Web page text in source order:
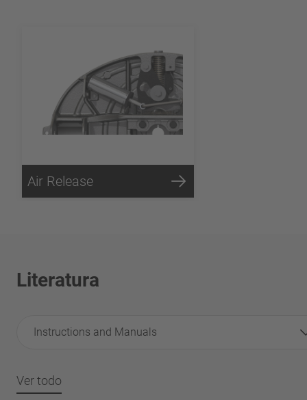
Air Release
Literatura
Instructions and Manuals
Ver todo